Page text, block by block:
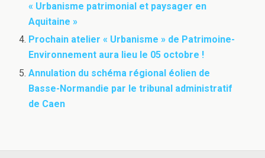
« Urbanisme patrimonial et paysager en
Aquitaine »
Prochain atelier « Urbanisme » de Patrimoine-
Environnement aura lieu le 05 octobre !
Annulation du schéma régional éolien de
Basse-Normandie par le tribunal administratif
de Caen